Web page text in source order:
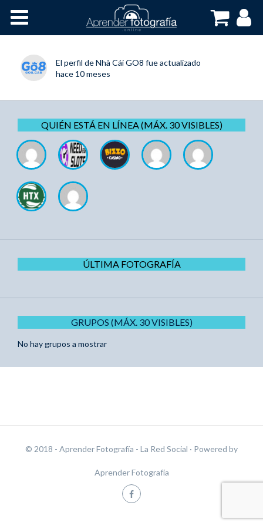
El perfil deNhà Cái GO8 fue actualizado
hace 10 meses
QUIÉN ESTÁ EN LÍNEA (MÁX. 30 VISIBLES)
ÚLTIMA FOTOGRAFÍA
GRUPOS (MÁX. 30 VISIBLES)
No hay grupos a mostrar
© 2018 - Aprender Fotografía - La Red Social · Powered by
Aprender Fotografía